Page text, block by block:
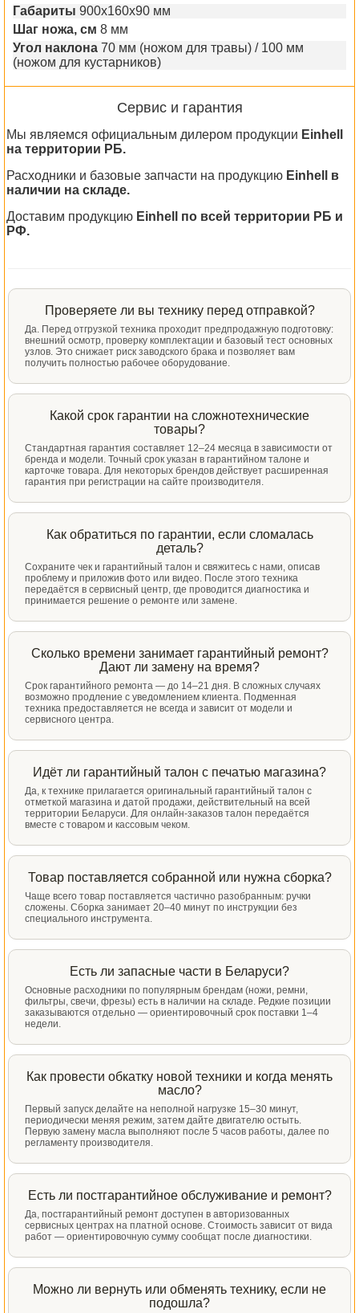
Габариты 900x160x90 мм
Шаг ножа, см 8 мм
Угол наклона 70 мм (ножом для травы) / 100 мм
(ножом для кустарников)
Сервис и гарантия
Мы являемся официальным дилером продукции Einhell
на территории РБ.
Расходники и базовые запчасти на продукцию Einhell в
наличии на складе.
Доставим продукцию Einhell по всей территории РБ и
РФ.
Проверяете ли вы технику перед отправкой?
Да. Перед отгрузкой техника проходит предпродажную подготовку:
внешний осмотр, проверку комплектации и базовый тест основных
узлов. Это снижает риск заводского брака и позволяет вам
получить полностью рабочее оборудование.
Какой срок гарантии на сложнотехнические
товары?
Стандартная гарантия составляет 12–24 месяца в зависимости от
бренда и модели. Точный срок указан в гарантийном талоне и
карточке товара. Для некоторых брендов действует расширенная
гарантия при регистрации на сайте производителя.
Как обратиться по гарантии, если сломалась
деталь?
Сохраните чек и гарантийный талон и свяжитесь с нами, описав
проблему и приложив фото или видео. После этого техника
передаётся в сервисный центр, где проводится диагностика и
принимается решение о ремонте или замене.
Сколько времени занимает гарантийный ремонт?
Дают ли замену на время?
Срок гарантийного ремонта — до 14–21 дня. В сложных случаях
возможно продление с уведомлением клиента. Подменная
техника предоставляется не всегда и зависит от модели и
сервисного центра.
Идёт ли гарантийный талон с печатью магазина?
Да, к технике прилагается оригинальный гарантийный талон с
отметкой магазина и датой продажи, действительный на всей
территории Беларуси. Для онлайн-заказов талон передаётся
вместе с товаром и кассовым чеком.
Товар поставляется собранной или нужна сборка?
Чаще всего товар поставляется частично разобранным: ручки
сложены. Сборка занимает 20–40 минут по инструкции без
специального инструмента.
Есть ли запасные части в Беларуси?
Основные расходники по популярным брендам (ножи, ремни,
фильтры, свечи, фрезы) есть в наличии на складе. Редкие позиции
заказываются отдельно — ориентировочный срок поставки 1–4
недели.
Как провести обкатку новой техники и когда менять
масло?
Первый запуск делайте на неполной нагрузке 15–30 минут,
периодически меняя режим, затем дайте двигателю остыть.
Первую замену масла выполняют после 5 часов работы, далее по
регламенту производителя.
Есть ли постгарантийное обслуживание и ремонт?
Да, постгарантийный ремонт доступен в авторизованных
сервисных центрах на платной основе. Стоимость зависит от вида
работ — ориентировочную сумму сообщат после диагностики.
Можно ли вернуть или обменять технику, если не
подошла?